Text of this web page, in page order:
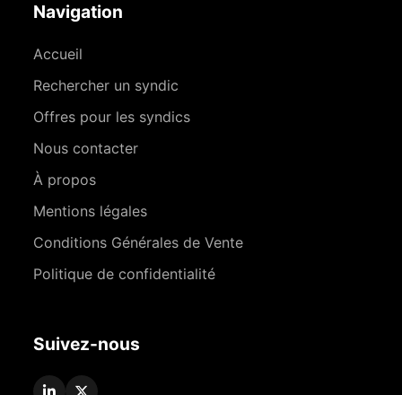
Navigation
Accueil
Rechercher un syndic
Offres pour les syndics
Nous contacter
À propos
Mentions légales
Conditions Générales de Vente
Politique de confidentialité
Suivez-nous